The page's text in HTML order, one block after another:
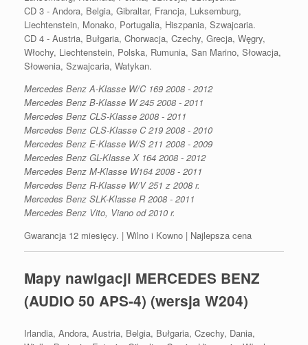
CD 3 - Andora, Belgia, Gibraltar, Francja, Luksemburg,
Liechtenstein, Monako, Portugalia, Hiszpania, Szwajcaria.
CD 4 - Austria, Bułgaria, Chorwacja, Czechy, Grecja, Węgry,
Włochy, Liechtenstein, Polska, Rumunia, San Marino, Słowacja,
Słowenia, Szwajcaria, Watykan.
Mercedes Benz A-Klasse W/C 169 2008 - 2012
Mercedes Benz B-Klasse W 245 2008 - 2011
Mercedes Benz CLS-Klasse 2008 - 2011
Mercedes Benz CLS-Klasse C 219 2008 - 2010
Mercedes Benz E-Klasse W/S 211 2008 - 2009
Mercedes Benz GL-Klasse X 164 2008 - 2012
Mercedes Benz M-Klasse W164 2008 - 2011
Mercedes Benz R-Klasse W/V 251 z 2008 r.
Mercedes Benz SLK-Klasse R 2008 - 2011
Mercedes Benz Vito, Viano od 2010 r.
Gwarancja 12 miesięcy. | Wilno i Kowno | Najlepsza cena
Mapy nawigacji MERCEDES BENZ
(AUDIO 50 APS-4) (wersja W204)
Irlandia, Andora, Austria, Belgia, Bułgaria, Czechy, Dania,